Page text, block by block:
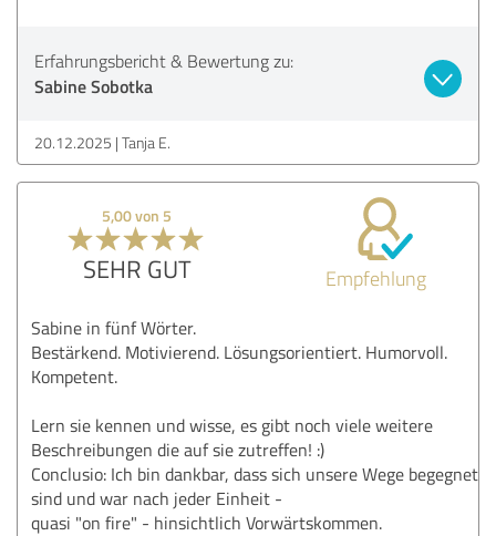
Erfahrungsbericht & Bewertung zu:
Sabine Sobotka
20.12.2025 Tanja E.
5,00 von 5
SEHR GUT Empfehlung
Sabine in fünf Wörter.
Bestärkend. Motivierend. Lösungsorientiert. Humorvoll.
Kompetent.
Lern sie kennen und wisse, es gibt noch viele weitere
Beschreibungen die auf sie zutreffen! :)
Conclusio: Ich bin dankbar, dass sich unsere Wege begegnet
sind und war nach jeder Einheit -
quasi "on fire" - hinsichtlich Vorwärtskommen.